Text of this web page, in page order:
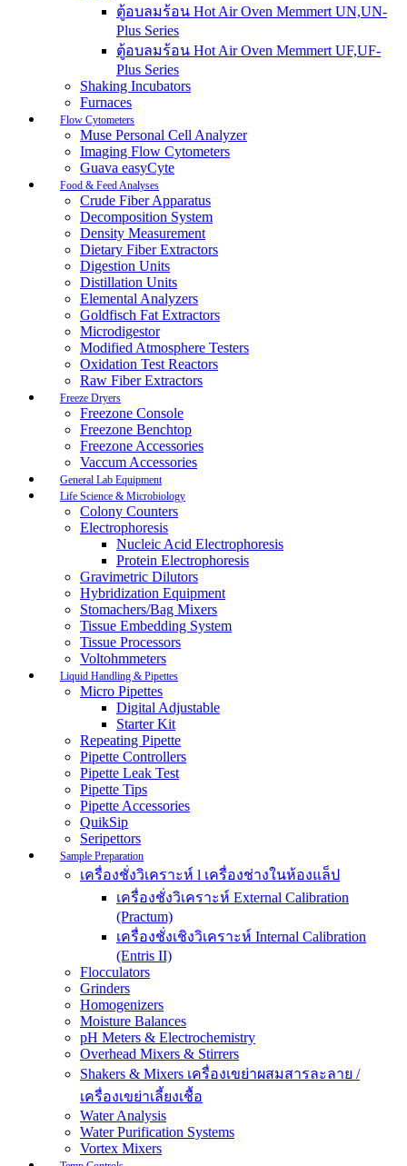
ตู้อบลมร้อน Hot Air Oven Memmert UN,UN-
Plus Series
ตู้อบลมร้อน Hot Air Oven Memmert UF,UF-
Plus Series
Shaking Incubators
Furnaces
Flow Cytometers
Muse Personal Cell Analyzer
Imaging Flow Cytometers
Guava easyCyte
Food & Feed Analyses
Crude Fiber Apparatus
Decomposition System
Density Measurement
Dietary Fiber Extractors
Digestion Units
Distillation Units
Elemental Analyzers
Goldfisch Fat Extractors
Microdigestor
Modified Atmosphere Testers
Oxidation Test Reactors
Raw Fiber Extractors
Freeze Dryers
Freezone Console
Freezone Benchtop
Freezone Accessories
Vaccum Accessories
General Lab Equipment
Life Science & Microbiology
Colony Counters
Electrophoresis
Nucleic Acid Electrophoresis
Protein Electrophoresis
Gravimetric Dilutors
Hybridization Equipment
Stomachers/Bag Mixers
Tissue Embedding System
Tissue Processors
Voltohmmeters
Liquid Handling & Pipettes
Micro Pipettes
Digital Adjustable
Starter Kit
Repeating Pipette
Pipette Controllers
Pipette Leak Test
Pipette Tips
Pipette Accessories
QuikSip
Seripettors
Sample Preparation
เครื่องชั่งวิเคราะห์ l เครื่องช่างในห้องแล็ป
เครื่องชั่งวิเคราะห์ External Calibration
(Practum)
เครื่องชั่งเชิงวิเคราะห์ Internal Calibration
(Entris II)
Flocculators
Grinders
Homogenizers
Moisture Balances
pH Meters & Electrochemistry
Overhead Mixers & Stirrers
Shakers & Mixers เครื่องเขย่าผสมสารละลาย /
เครื่องเขย่าเลี้ยงเชื้อ
Water Analysis
Water Purification Systems
Vortex Mixers